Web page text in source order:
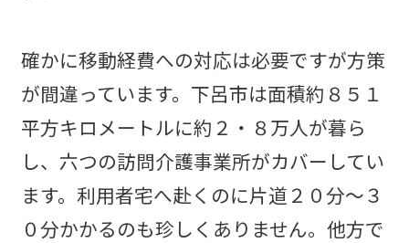
確かに移動経費への対応は必要ですが方策
が間違っています。下呂市は面積約８５１
平方キロメートルに約２・８万人が暮ら
し、六つの訪問介護事業所がカバーしてい
ます。利用者宅へ赴くのに片道２０分～３
０分かかるのも珍しくありません。他方で